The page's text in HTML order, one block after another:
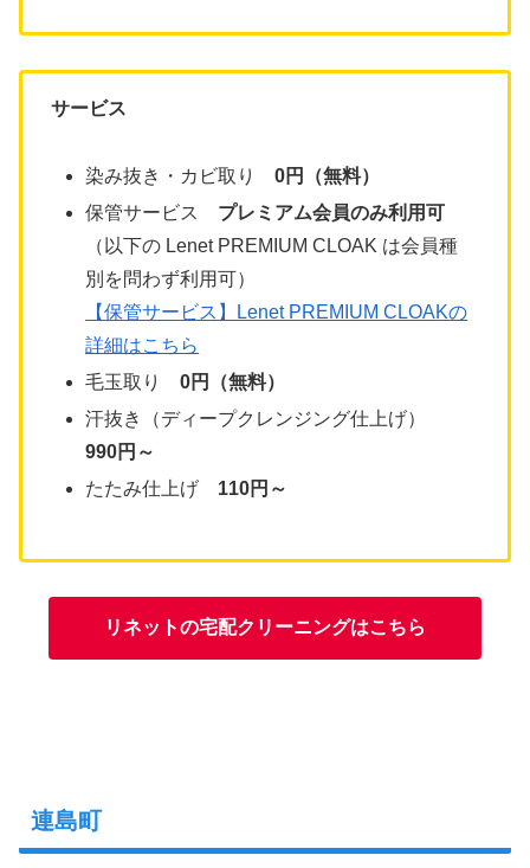
サービス
染み抜き・カビ取り0円（無料）
保管サービス プレミアム会員のみ利用可
（以下の Lenet PREMIUM CLOAK は会員種
別を問わず利用可）
【保管サービス】Lenet PREMIUM CLOAKの
詳細はこちら
毛玉取り0円（無料）
汗抜き（ディープクレンジング仕上げ）
990円～
たたみ仕上げ 110円～
リネットの宅配クリーニングはこちら
連島町